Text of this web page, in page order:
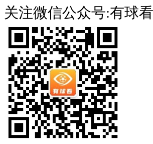
关注微信公众号:有球